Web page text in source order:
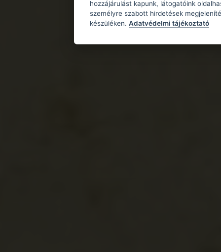
hozzájárulást kapunk, látogatóink
személyre szabott hirdetések
készüléken. Adatvédelmi tájékoztató